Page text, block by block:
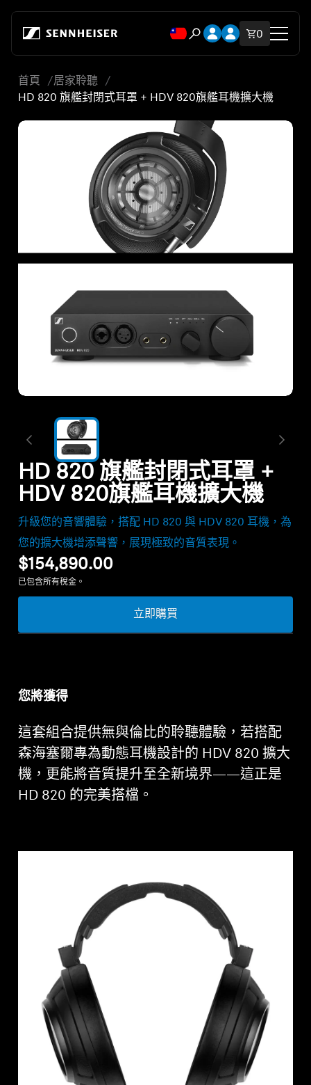
開啟搜尋互動視窗
開啟帳號下拉式選單
開啟帳號下拉式選單
購物車內
0
商店
所有耳機
備用零件與配件
探索
技術
聲音空間
支援
專業
首頁
居家聆聽
HD 820 旗艦封閉式耳罩 + HDV 820旗艦耳機擴大機
HD 820 旗艦封閉式耳罩 +
HDV 820旗艦耳機擴大機
升級您的音響體驗，搭配 HD 820 與 HDV 820 耳機，為
您的擴大機增添聲響，展現極致的音質表現。
$154,890.00
已包含所有稅金。
立即購買
您將獲得
這套組合提供無與倫比的聆聽體驗，若搭配
森海塞爾專為動態耳機設計的 HDV 820 擴大
機，更能將音質提升至全新境界——這正是
HD 820 的完美搭檔。